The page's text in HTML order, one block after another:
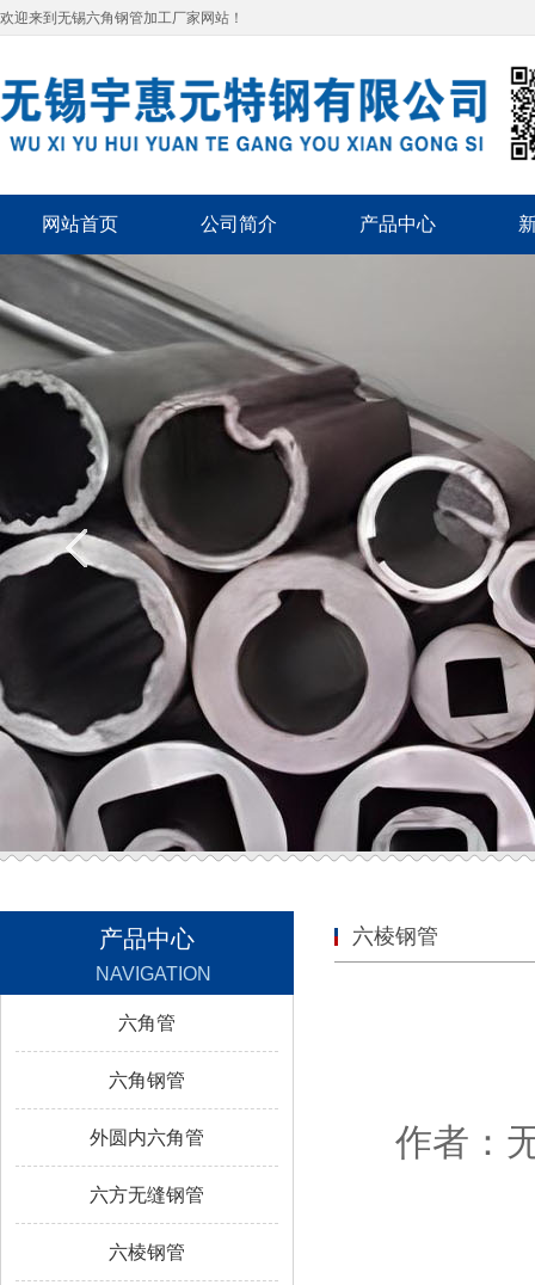
欢迎来到无锡六角钢管加工厂家网站！
网站首页 公司简介 产品中心
产品中心
NAVIGATION
六角管
六角钢管
外圆内六角管
六方无缝钢管
六棱钢管
六棱钢管
作者：